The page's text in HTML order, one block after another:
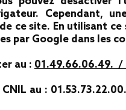
Cependant,
ce site. En utilisant
par Google dans les
au : 01.49.66.06.49. /
au :